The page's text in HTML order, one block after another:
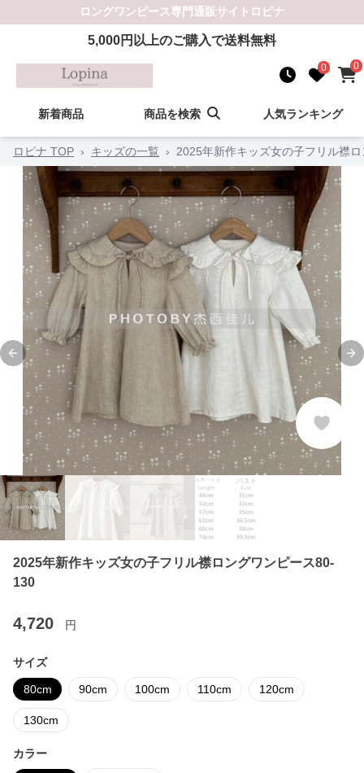
ロングワンピース専門通販サイト ロピナ
5,000円以上のご購入で送料無料
0 0
新着商品 商品を検索 人気ランキング
ロピナ TOP › キッズの一覧 › 2025年新作キッズ女の子フリル襟
Previous slide
2025年新作キッズ女の子フリル襟ロングワンピース80-
130
4,720 円
サイズ
80cm 90cm 100cm 110cm 120cm
130cm
カラー